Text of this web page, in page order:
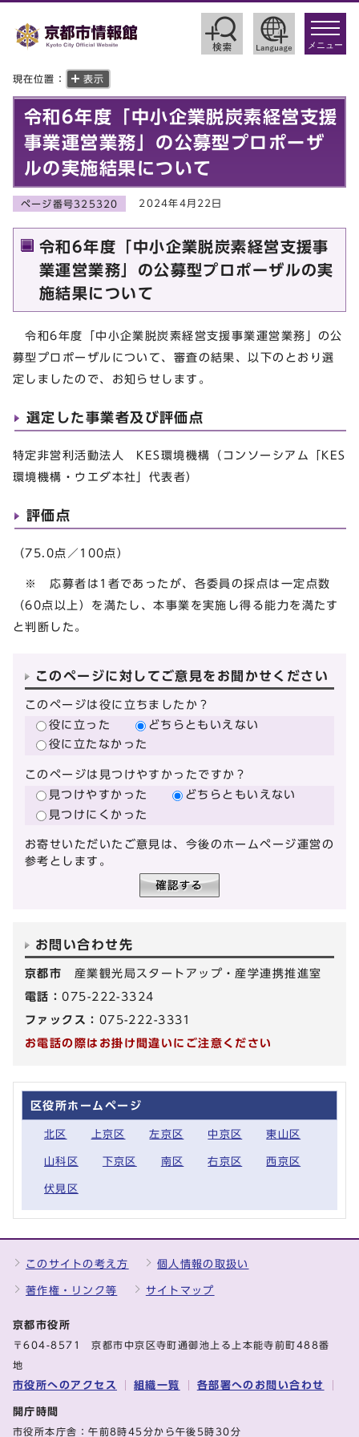
toggle
メニュー
現在位置： 表示
令和6年度「中小企業脱炭素経営支援
事業運営業務」の公募型プロポーザ
ルの実施結果について
ページ番号325320 2024年4月22日
令和6年度「中小企業脱炭素経営支援事
業運営業務」の公募型プロポーザルの実
施結果について
令和6年度「中小企業脱炭素経営支援事業運営業務」の公
募型プロポーザルについて、審査の結果、以下のとおり選
定しましたので、お知らせします。
選定した事業者及び評価点
特定非営利活動法人 KES環境機構（コンソーシアム「KES
環境機構・ウエダ本社」代表者）
評価点
（75.0点／100点）
※ 応募者は1者であったが、各委員の採点は一定点数
（60点以上）を満たし、本事業を実施し得る能力を満たす
と判断した。
このページに対してご意見をお聞かせください
このページは役に立ちましたか？
役に立った
どちらともいえない
役に立たなかった
このページは見つけやすかったですか？
見つけやすかった
どちらともいえない
見つけにくかった
お寄せいただいたご意見は、今後のホームページ運営の
参考とします。
お問い合わせ先
京都市 産業観光局スタートアップ・産学連携推進室
電話：075-222-3324
ファックス： 075-222-3331
お電話の際はお掛け間違いにご注意ください
区役所ホームページ
北区 上京区 左京区 中京区 東山区
山科区 下京区 南区 右京区 西京区
伏見区
このサイトの考え方 個人情報の取扱い
著作権・リンク等 サイトマップ
京都市役所
〒604-8571 京都市中京区寺町通御池上る上本能寺前町488番
地
市役所へのアクセス 組織一覧 各部署へのお問い合わせ
開庁時間
市役所本庁舎：午前8時45分から午後5時30分